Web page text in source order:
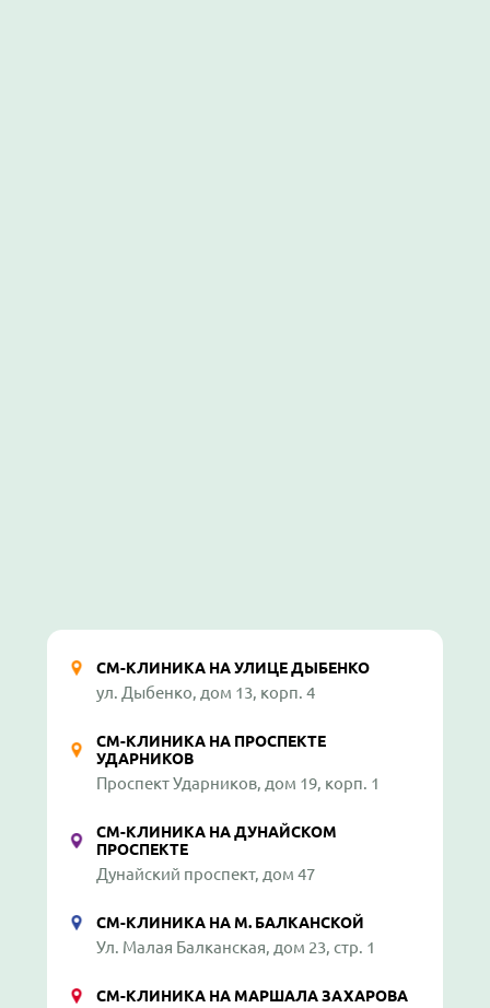
СМ-КЛИНИКА НА УЛИЦЕ ДЫБЕНКО
ул. Дыбенко, дом 13, корп. 4
СМ-КЛИНИКА НА ПРОСПЕКТЕ
УДАРНИКОВ
Проспект Ударников, дом 19, корп. 1
СМ-КЛИНИКА НА ДУНАЙСКОМ
ПРОСПЕКТЕ
Дунайский проспект, дом 47
СМ-КЛИНИКА НА М. БАЛКАНСКОЙ
Ул. Малая Балканская, дом 23, стр. 1
СМ-КЛИНИКА НА МАРШАЛА ЗАХАРОВА